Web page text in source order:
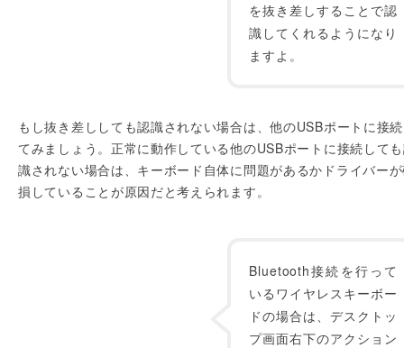
を抜き差しすることで認
識してくれるようになり
ますよ。
もし抜き差ししても認識されない場合は、他のUSBポートに接
てみましょう。正常に動作している他のUSBポートに接続して
識されない場合は、キーボード自体に問題があるかドライバー
損していることが原因だと考えられます。
Bluetooth接続を行って
いるワイヤレスキーボー
ドの場合は、デスクトッ
プ画面右下のアクション